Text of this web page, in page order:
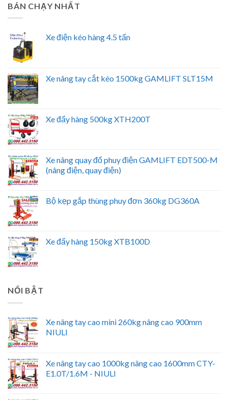
BÁN CHẠY NHẤT
Xe điện kéo hàng 4.5 tấn
Xe nâng tay cắt kéo 1500kg GAMLIFT SLT15M
Xe đẩy hàng 500kg XTH200T
Xe nâng quay đổ phuy điện GAMLIFT EDT500-M
(nâng điện, quay điện)
Bộ kẹp gắp thùng phuy đơn 360kg DG360A
Xe đẩy hàng 150kg XTB100D
NỔI BẬT
Xe nâng tay cao mini 260kg nâng cao 900mm
NIULI
Xe nâng tay cao 1000kg nâng cao 1600mm CTY-
E1.0T/1.6M - NIULI